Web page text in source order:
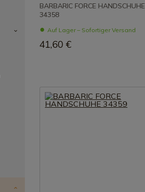
BARBARIC FORCE HANDSCHUHE
34358
Auf Lager – Sofortiger Versand
41,60 €